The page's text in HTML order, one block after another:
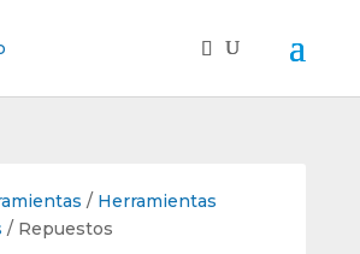
/ Herramientas
/ Repuestos